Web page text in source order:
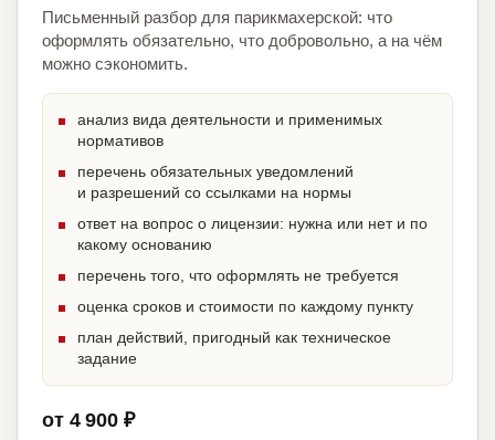
Письменный разбор для парикмахерской: что
оформлять обязательно, что добровольно, а на чём
можно сэкономить.
анализ вида деятельности и применимых
нормативов
перечень обязательных уведомлений
и разрешений со ссылками на нормы
ответ на вопрос о лицензии: нужна или нет и по
какому основанию
перечень того, что оформлять не требуется
оценка сроков и стоимости по каждому пункту
план действий, пригодный как техническое
задание
от 4 900 ₽